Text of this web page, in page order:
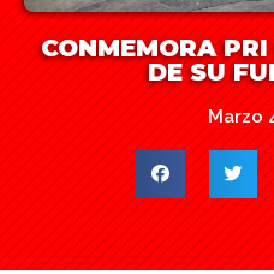
CONMEMORA
DE SU
Marzo